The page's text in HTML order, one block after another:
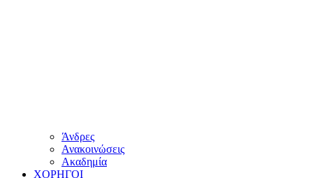
Άνδρες
Ανακοινώσεις
Ακαδημία
ΧΟΡΗΓΟΙ